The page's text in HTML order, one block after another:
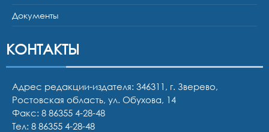
Документы
КОНТАКТЫ
Адрес редакции-издателя: 346311, г. Зверево,
Ростовская область, ул. Обухова, 14
Факс: 8 86355 4-28-48
Тел: 8 86355 4-28-48